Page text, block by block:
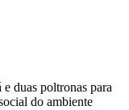
duas poltronas para
do ambiente